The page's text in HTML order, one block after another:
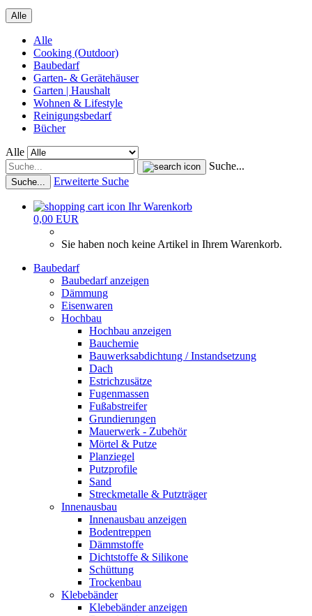
Alle
Alle
Cooking (Outdoor)
Baubedarf
Garten- & Gerätehäuser
Garten | Haushalt
Wohnen & Lifestyle
Reinigungsbedarf
Bücher
Alle
Suche...
Suche... Erweiterte Suche
Ihr Warenkorb
0,00 EUR
Sie haben noch keine Artikel in Ihrem Warenkorb.
Baubedarf
Baubedarf anzeigen
Dämmung
Eisenwaren
Hochbau
Hochbau anzeigen
Bauchemie
Bauwerksabdichtung / Instandsetzung
Dach
Estrichzusätze
Fugenmassen
Fußabstreifer
Grundierungen
Mauerwerk - Zubehör
Mörtel & Putze
Planziegel
Putzprofile
Sand
Streckmetalle & Putzträger
Innenausbau
Innenausbau anzeigen
Bodentreppen
Dämmstoffe
Dichtstoffe & Silikone
Schüttung
Trockenbau
Klebebänder
Klebebänder anzeigen